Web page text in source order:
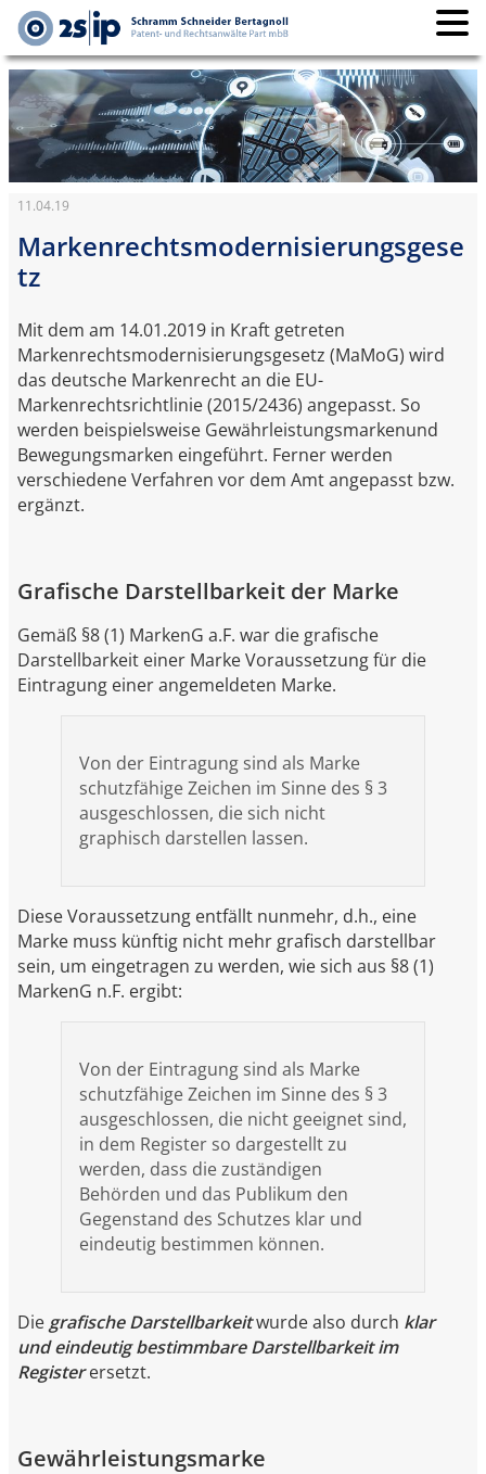
11.04.19
Markenrechtsmodernisierungsgese
tz
Mit dem am 14.01.2019 in Kraft getreten
Markenrechtsmodernisierungsgesetz (MaMoG) wird
das deutsche Markenrecht an die EU-
Markenrechtsrichtlinie (2015/2436) angepasst. So
werden beispielsweise Gewährleistungsmarkenund
Bewegungsmarken eingeführt. Ferner werden
verschiedene Verfahren vor dem Amt angepasst bzw.
ergänzt.
Grafische Darstellbarkeit der Marke
Gemäß §8 (1) MarkenG a.F. war die grafische
Darstellbarkeit einer Marke Voraussetzung für die
Eintragung einer angemeldeten Marke.
Von der Eintragung sind als Marke
schutzfähige Zeichen im Sinne des § 3
ausgeschlossen, die sich nicht
graphisch darstellen lassen.
Diese Voraussetzung entfällt nunmehr, d.h., eine
Marke muss künftig nicht mehr grafisch darstellbar
sein, um eingetragen zu werden, wie sich aus §8 (1)
MarkenG n.F. ergibt:
Von der Eintragung sind als Marke
schutzfähige Zeichen im Sinne des § 3
ausgeschlossen, die nicht geeignet sind,
in dem Register so dargestellt zu
werden, dass die zuständigen
Behörden und das Publikum den
Gegenstand des Schutzes klar und
eindeutig bestimmen können.
Die grafische Darstellbarkeitwurde also durch klar
und eindeutig bestimmbare Darstellbarkeit im
Registerersetzt.
Gewährleistungsmarke